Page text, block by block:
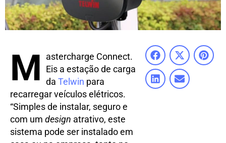
M
astercharge Connect.
Eis a estação de carga
da Telwin para
recarregar veículos elétricos.
“Simples de instalar, seguro e
com um design atrativo, este
sistema pode ser instalado em